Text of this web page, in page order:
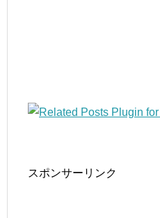
スポンサーリンク